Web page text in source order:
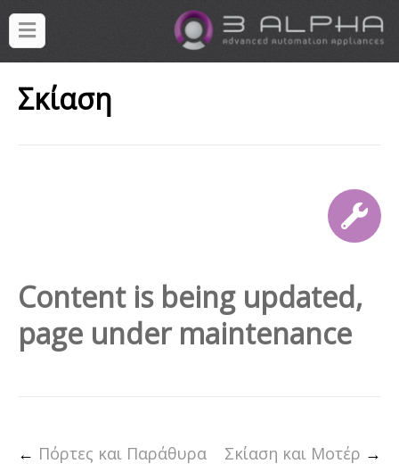
Σκίαση
Content is being updated,
page under maintenance
Σκίαση και Μοτέρ →
← Πόρτες και Παράθυρα